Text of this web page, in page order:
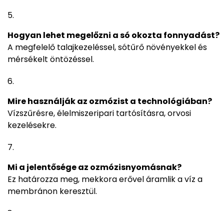
Hogyan lehet megelőzni a só okozta fonnyadást?
A megfelelő talajkezeléssel, sótűrő növényekkel és
mérsékelt öntözéssel.
Mire használják az ozmózist a technológiában?
Vízszűrésre, élelmiszeripari tartósításra, orvosi
kezelésekre.
Mi a jelentősége az ozmózisnyomásnak?
Ez határozza meg, mekkora erővel áramlik a víz a
membránon keresztül.